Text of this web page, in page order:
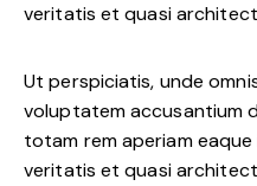
veritatis et quasi
Ut perspiciatis, unde
voluptatem accusantium
totam rem aperiam
veritatis et quasi